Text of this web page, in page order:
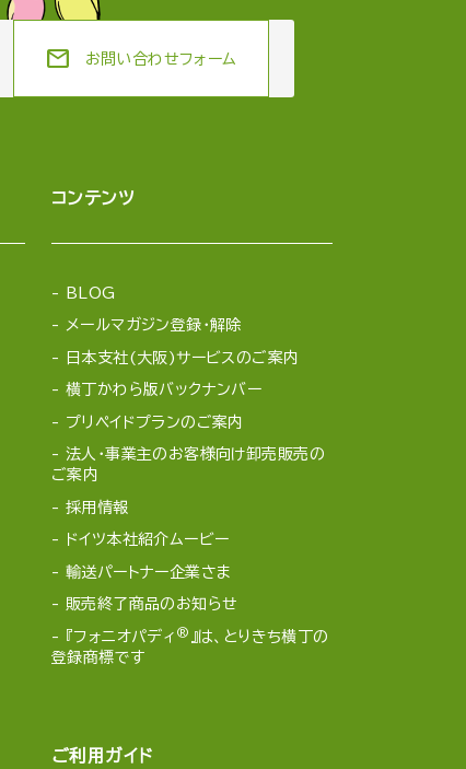
mail お問い合わせフォーム
コンテンツ
BLOG
メールマガジン登録・解除
日本支社(大阪)サービスのご案内
横丁かわら版バックナンバー
プリペイドプランのご案内
法人・事業主のお客様向け卸売販売の
ご案内
採用情報
ドイツ本社紹介ムービー
輸送パートナー企業さま
販売終了商品のお知らせ
『フォニオパディ ® 』は、とりきち横丁の
登録商標です
ご利用ガイド